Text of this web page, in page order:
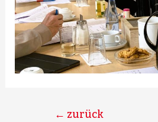
Beitragsnavigation
← zurück